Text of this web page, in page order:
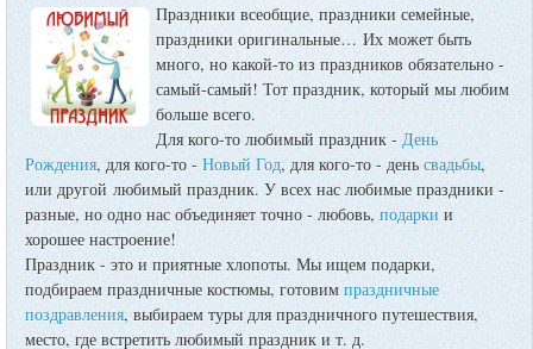
Праздники всеобщие, праздники семейные,
праздники оригинальные… Их может быть
много, но какой-то из праздников обязательно -
самый-самый! Тот праздник, который мы любим
больше всего.
Для кого-то любимый праздник - День
Рождения, для кого-то -Новый Год, для кого-то - деньсвадьбы,
или другой любимый праздник. У всех нас любимые праздники -
разные, но одно нас объединяет точно - любовь,подаркии
хорошее настроение!
Праздник - это и приятные хлопоты. Мы ищем подарки,
подбираем праздничные костюмы, готовимпраздничные
поздравления, выбираем туры для праздничного путешествия,
место, где встретить любимый праздник и т. д.